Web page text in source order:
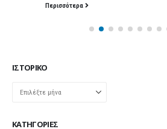
Περισσότερα
ΙΣΤΟΡΙΚΌ
KΑΤΗΓΟΡΊΕΣ